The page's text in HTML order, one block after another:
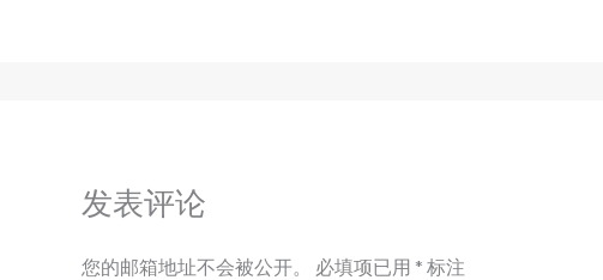
发表评论
您的邮箱地址不会被公开。 必填项已用 * 标注